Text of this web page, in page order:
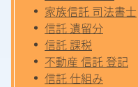
家族信託 司法書士
信託 遺留分
信託 課税
不動産 信託 登記
信託 仕組み